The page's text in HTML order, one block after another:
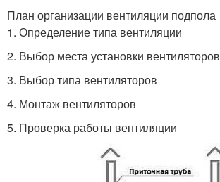
План организации вентиляции подпола
1. Определение типа вентиляции
2. Выбор места установки вентиляторов
3. Выбор типа вентиляторов
4. Монтаж вентиляторов
5. Проверка работы вентиляции